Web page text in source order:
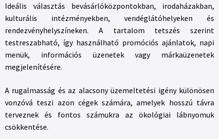
Ideális választás bevásárlóközpontokban, irodaházakban,
kulturális intézményekben, vendéglátóhelyeken és
rendezvényhelyszíneken. A tartalom tetszés szerint
testreszabható, így használható promóciós ajánlatok, napi
menük, információs üzenetek vagy márkaüzenetek
megjelenítésére.
A rugalmasság és az alacsony üzemeltetési igény különösen
vonzóvá teszi azon cégek számára, amelyek hosszú távra
terveznek és fontos számukra az ökológiai lábnyomuk
csökkentése.